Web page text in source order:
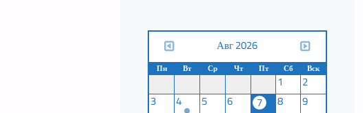
Авг 2026
Пн Вт Ср Чт Пт Сб Вск
1
2
3
4 5 6 7 8
9